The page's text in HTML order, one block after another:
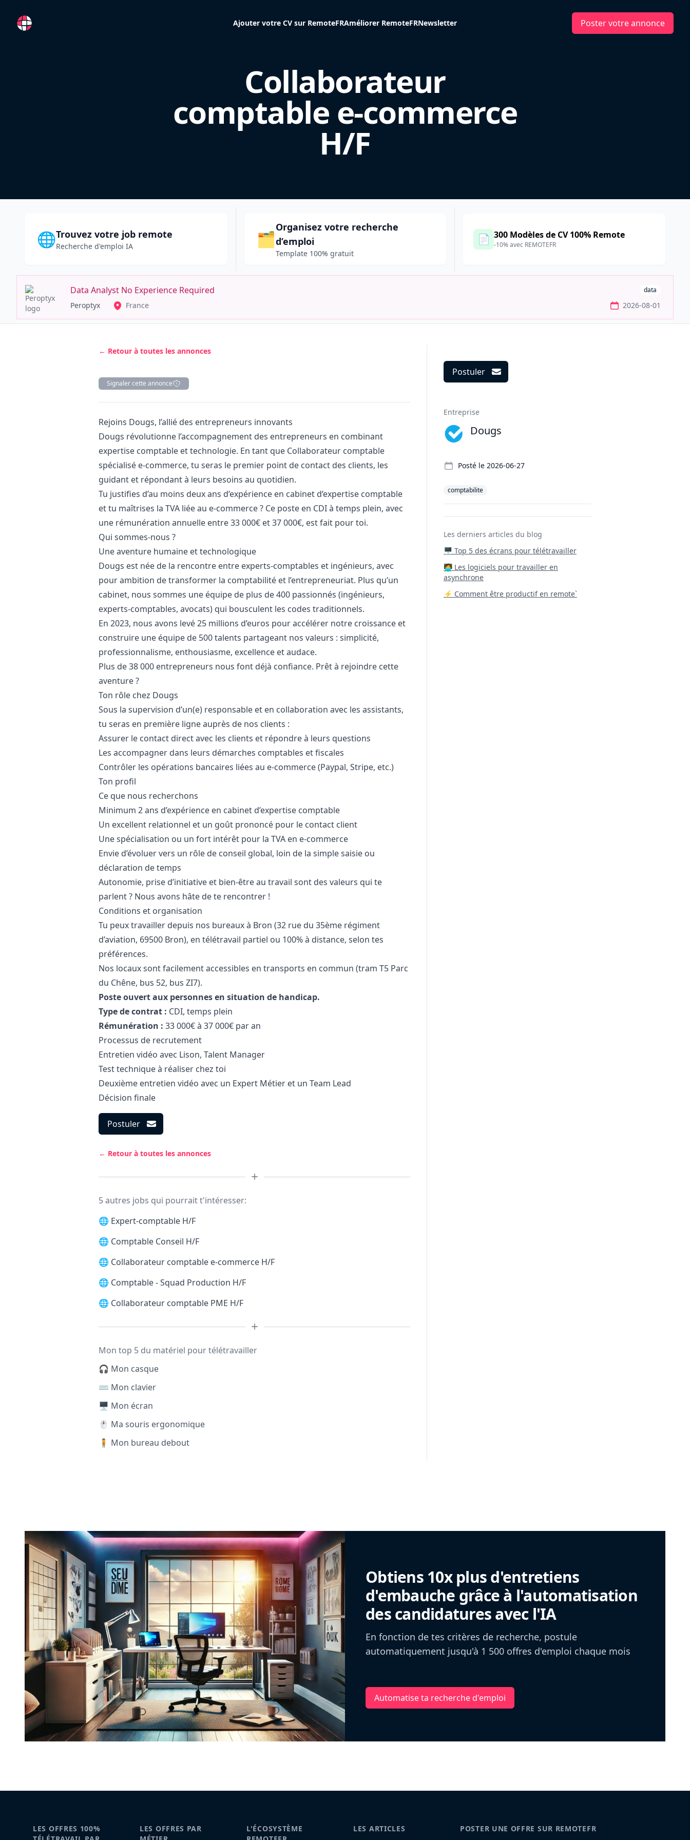
RemoteFR Ajouter votre CV sur RemoteFRAméliorer RemoteFRNewsletter Poster votre annonce
Collaborateur
comptable e-commerce
H/F
🌐Trouvez votre job remote
Recherche d'emploi IA 🗂️
Organisez votre recherche
d’emploi
Template 100% gratuit
📄 300 Modèles de CV 100% Remote
-10% avec REMOTEFR
Data Analyst No Experience Required data
Peroptyx France 2026-08-01
← Retour à toutes les annonces
Signaler cette annonce
Description
Rejoins Dougs, l’allié des entrepreneurs innovants
Dougs révolutionne l’accompagnement des entrepreneurs en combinant
expertise comptable et technologie. En tant que Collaborateur comptable
spécialisé e-commerce, tu seras le premier point de contact des clients, les
guidant et répondant à leurs besoins au quotidien.
Tu justifies d’au moins deux ans d’expérience en cabinet d’expertise comptable
et tu maîtrises la TVA liée au e-commerce ? Ce poste en CDI à temps plein, avec
une rémunération annuelle entre 33 000€ et 37 000€, est fait pour toi.
Qui sommes-nous ?
Une aventure humaine et technologique
Dougs est née de la rencontre entre experts-comptables et ingénieurs, avec
pour ambition de transformer la comptabilité et l’entrepreneuriat. Plus qu’un
cabinet, nous sommes une équipe de plus de 400 passionnés (ingénieurs,
experts-comptables, avocats) qui bousculent les codes traditionnels.
En 2023, nous avons levé 25 millions d’euros pour accélérer notre croissance et
construire une équipe de 500 talents partageant nos valeurs : simplicité,
professionnalisme, enthousiasme, excellence et audace.
Plus de 38 000 entrepreneurs nous font déjà confiance. Prêt à rejoindre cette
aventure ?
Ton rôle chez Dougs
Sous la supervision d’un(e) responsable et en collaboration avec les assistants,
tu seras en première ligne auprès de nos clients :
Assurer le contact direct avec les clients et répondre à leurs questions
Les accompagner dans leurs démarches comptables et fiscales
Contrôler les opérations bancaires liées au e-commerce (Paypal, Stripe, etc.)
Ton profil
Ce que nous recherchons
Minimum 2 ans d’expérience en cabinet d’expertise comptable
Un excellent relationnel et un goût prononcé pour le contact client
Une spécialisation ou un fort intérêt pour la TVA en e-commerce
Envie d’évoluer vers un rôle de conseil global, loin de la simple saisie ou
déclaration de temps
Autonomie, prise d’initiative et bien-être au travail sont des valeurs qui te
parlent ? Nous avons hâte de te rencontrer !
Conditions et organisation
Tu peux travailler depuis nos bureaux à Bron (32 rue du 35ème régiment
d’aviation, 69500 Bron), en télétravail partiel ou 100% à distance, selon tes
préférences.
Nos locaux sont facilement accessibles en transports en commun (tram T5 Parc
du Chêne, bus 52, bus ZI7).
Poste ouvert aux personnes en situation de handicap.
Type de contrat : CDI, temps plein
Rémunération : 33 000€ à 37 000€ par an
Processus de recrutement
Entretien vidéo avec Lison, Talent Manager
Test technique à réaliser chez toi
Deuxième entretien vidéo avec un Expert Métier et un Team Lead
Décision finale
Postuler
← Retour à toutes les annonces
5 autres jobs qui pourrait t'intéresser:
🌐 Expert-comptable H/F
🌐 Comptable Conseil H/F
🌐 Collaborateur comptable e-commerce H/F
🌐 Comptable - Squad Production H/F
🌐 Collaborateur comptable PME H/F
Mon top 5 du matériel pour télétravailler
🎧 Mon casque
⌨️ Mon clavier
🖥️ Mon écran
🖱️ Ma souris ergonomique
🧍 Mon bureau debout
Postuler
Entreprise
Dougs
Posté le 2026-06-27
comptabilite
Les derniers articles du blog
🖥️ Top 5 des écrans pour télétravailler
‍🧑‍💻 Les logiciels pour travailler en
asynchrone
⚡ Comment être productif en remote`
Obtiens 10x plus d'entretiens
d'embauche grâce à l'automatisation
des candidatures avec l'IA
En fonction de tes critères de recherche, postule
automatiquement jusqu'à 1 500 offres d'emploi chaque mois
Automatise ta recherche d'emploi
LES OFFRES 100%
LES OFFRES PAR
L'ÉCOSYSTÈME
LES ARTICLES POSTER UNE OFFRE SUR REMOTEFR